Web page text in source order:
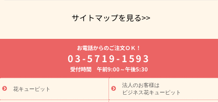
サイトマップを見る>>
よく贈られる花
お祝いの花特集
誕生日フラワーギフト特集
8月の誕生花(トルコキキョウ)
開店・開業祝い
お供え・お悔やみ お供え・お悔やみの花
通夜・葬儀に贈る花 胡蝶蘭・花鉢
ーブドフラワー
季節のイベント
ひまわり ギフト・プレゼント
特集
お盆 花（新盆・初盆） 季節のイベント
お盆 花（新
お電話からのご注文ＯＫ！
03-5719-1593
受付時間 午前9:00～午後5:30
花キューピット
法人のお客様は
ビジネス花キューピット